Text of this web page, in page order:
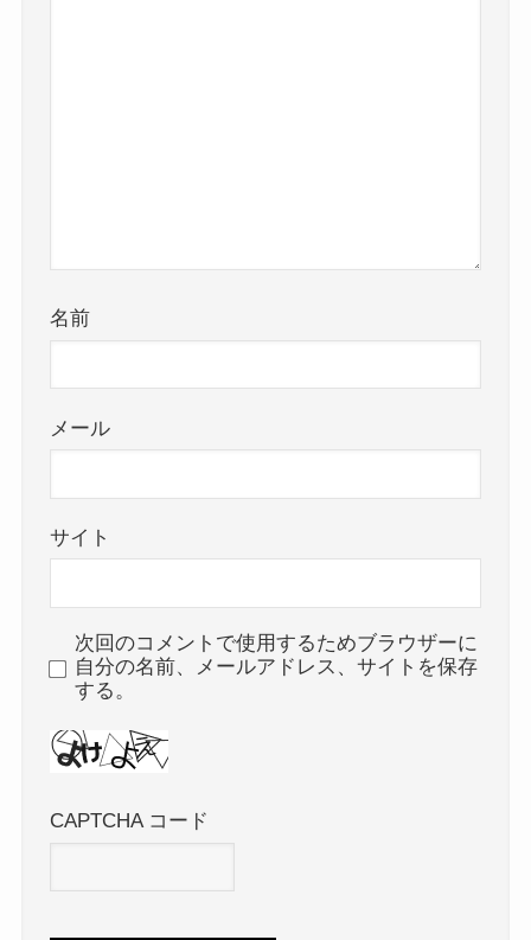
名前
メール
サイト
次回のコメントで使用するためブラウザーに
自分の名前、メールアドレス、サイトを保存
する。
CAPTCHA コード